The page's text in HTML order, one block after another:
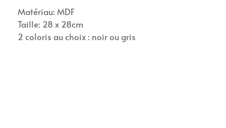
Matériau: MDF
Taille: 28 x 28cm
2 coloris au choix : noir ou gris